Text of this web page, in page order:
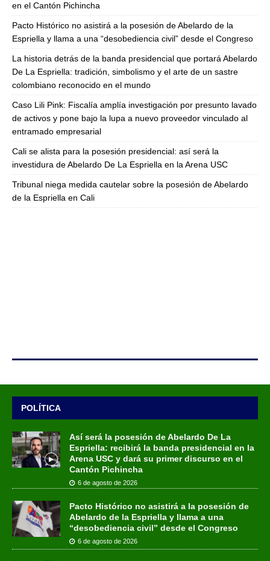
en el Cantón Pichincha
Pacto Histórico no asistirá a la posesión de Abelardo de la
Espriella y llama a una “desobediencia civil” desde el Congreso
La historia detrás de la banda presidencial que portará Abelardo
De La Espriella: tradición, simbolismo y el arte de un sastre
colombiano reconocido en el mundo
Caso Lili Pink: Fiscalía amplía investigación por presunto lavado
de activos y pone bajo la lupa a nuevo proveedor vinculado al
entramado empresarial
Cali se alista para la posesión presidencial: así será la
investidura de Abelardo De La Espriella en la Arena USC
Tribunal niega medida cautelar sobre la posesión de Abelardo
de la Espriella en Cali
POLÍTICA
Así será la posesión de Abelardo De La
Espriella: recibirá la banda presidencial en la
Arena USC y dará su primer discurso en el
Cantón Pichincha
6 de agosto de 2026
Pacto Histórico no asistirá a la posesión de
Abelardo de la Espriella y llama a una
“desobediencia civil” desde el Congreso
6 de agosto de 2026